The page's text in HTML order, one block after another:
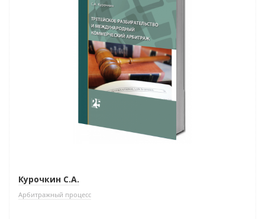
Курочкин С.А.
Арбитражный процесс